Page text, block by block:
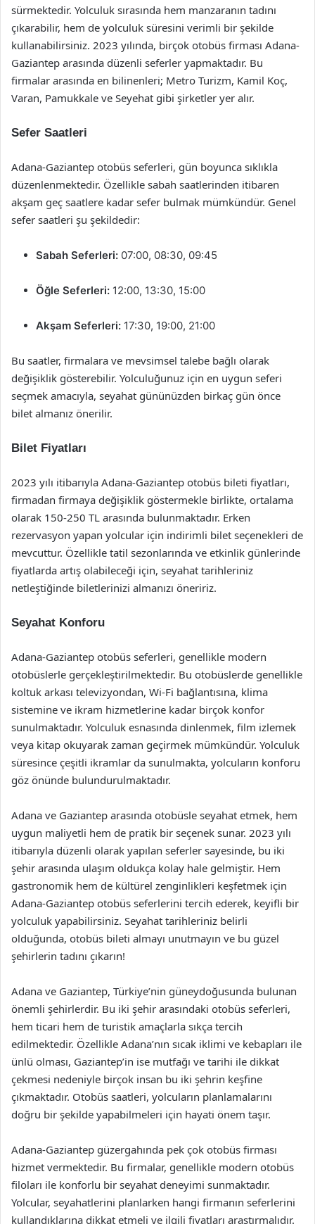
sürmektedir. Yolculuk sırasında hem manzaranın tadını
çıkarabilir, hem de yolculuk süresini verimli bir şekilde
kullanabilirsiniz. 2023 yılında, birçok otobüs firması Adana-
Gaziantep arasında düzenli seferler yapmaktadır. Bu
firmalar arasında en bilinenleri; Metro Turizm, Kamil Koç,
Varan, Pamukkale ve Seyehat gibi şirketler yer alır.
Sefer Saatleri
Adana-Gaziantep otobüs seferleri, gün boyunca sıklıkla
düzenlenmektedir. Özellikle sabah saatlerinden itibaren
akşam geç saatlere kadar sefer bulmak mümkündür. Genel
sefer saatleri şu şekildedir:
Sabah Seferleri: 07:00, 08:30, 09:45
Öğle Seferleri: 12:00, 13:30, 15:00
Akşam Seferleri: 17:30, 19:00, 21:00
Bu saatler, firmalara ve mevsimsel talebe bağlı olarak
değişiklik gösterebilir. Yolculuğunuz için en uygun seferi
seçmek amacıyla, seyahat gününüzden birkaç gün önce
bilet almanız önerilir.
Bilet Fiyatları
2023 yılı itibarıyla Adana-Gaziantep otobüs bileti fiyatları,
firmadan firmaya değişiklik göstermekle birlikte, ortalama
olarak 150-250 TL arasında bulunmaktadır. Erken
rezervasyon yapan yolcular için indirimli bilet seçenekleri de
mevcuttur. Özellikle tatil sezonlarında ve etkinlik günlerinde
fiyatlarda artış olabileceği için, seyahat tarihleriniz
netleştiğinde biletlerinizi almanızı öneririz.
Seyahat Konforu
Adana-Gaziantep otobüs seferleri, genellikle modern
otobüslerle gerçekleştirilmektedir. Bu otobüslerde genellikle
koltuk arkası televizyondan, Wi-Fi bağlantısına, klima
sistemine ve ikram hizmetlerine kadar birçok konfor
sunulmaktadır. Yolculuk esnasında dinlenmek, film izlemek
veya kitap okuyarak zaman geçirmek mümkündür. Yolculuk
süresince çeşitli ikramlar da sunulmakta, yolcuların konforu
göz önünde bulundurulmaktadır.
Adana ve Gaziantep arasında otobüsle seyahat etmek, hem
uygun maliyetli hem de pratik bir seçenek sunar. 2023 yılı
itibarıyla düzenli olarak yapılan seferler sayesinde, bu iki
şehir arasında ulaşım oldukça kolay hale gelmiştir. Hem
gastronomik hem de kültürel zenginlikleri keşfetmek için
Adana-Gaziantep otobüs seferlerini tercih ederek, keyifli bir
yolculuk yapabilirsiniz. Seyahat tarihleriniz belirli
olduğunda, otobüs bileti almayı unutmayın ve bu güzel
şehirlerin tadını çıkarın!
Adana ve Gaziantep, Türkiye’nin güneydoğusunda bulunan
önemli şehirlerdir. Bu iki şehir arasındaki otobüs seferleri,
hem ticari hem de turistik amaçlarla sıkça tercih
edilmektedir. Özellikle Adana’nın sıcak iklimi ve kebapları ile
ünlü olması, Gaziantep’in ise mutfağı ve tarihi ile dikkat
çekmesi nedeniyle birçok insan bu iki şehrin keşfine
çıkmaktadır. Otobüs saatleri, yolcuların planlamalarını
doğru bir şekilde yapabilmeleri için hayati önem taşır.
Adana-Gaziantep güzergahında pek çok otobüs firması
hizmet vermektedir. Bu firmalar, genellikle modern otobüs
filoları ile konforlu bir seyahat deneyimi sunmaktadır.
Yolcular, seyahatlerini planlarken hangi firmanın seferlerini
kullandıklarına dikkat etmeli ve ilgili fiyatları araştırmalıdır.